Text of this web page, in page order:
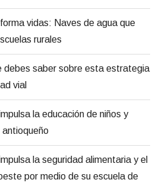
vidas: Naves de agua que
rurales
debes saber sobre esta estrategia
vial
la educación de niños y
la seguridad alimentaria y el
por medio de su escuela de